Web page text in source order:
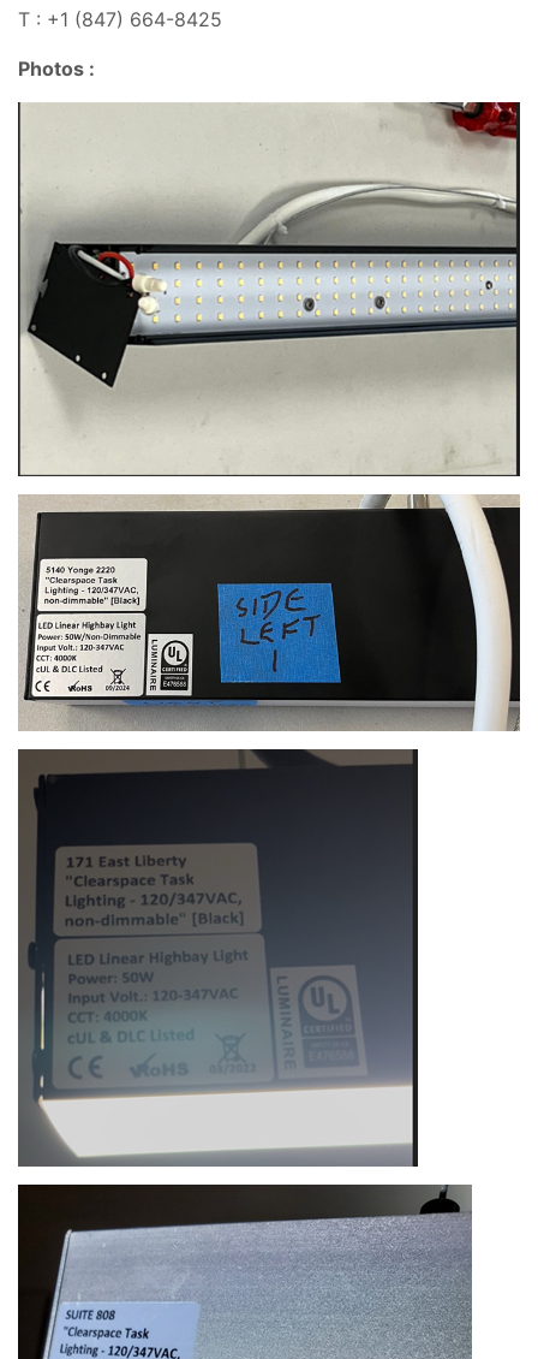
T : +1 (847) 664-8425
Photos :